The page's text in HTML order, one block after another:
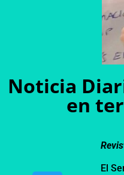
Noticia
en
El